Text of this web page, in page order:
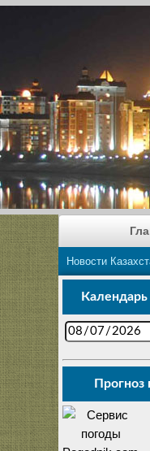
Новости
Календарь
Прогноз